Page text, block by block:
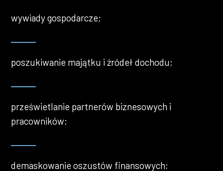
wywiady gospodarcze;
poszukiwanie majątku i źródeł dochodu;
prześwietlanie partnerów biznesowych i
pracowników;
demaskowanie oszustów finansowych;